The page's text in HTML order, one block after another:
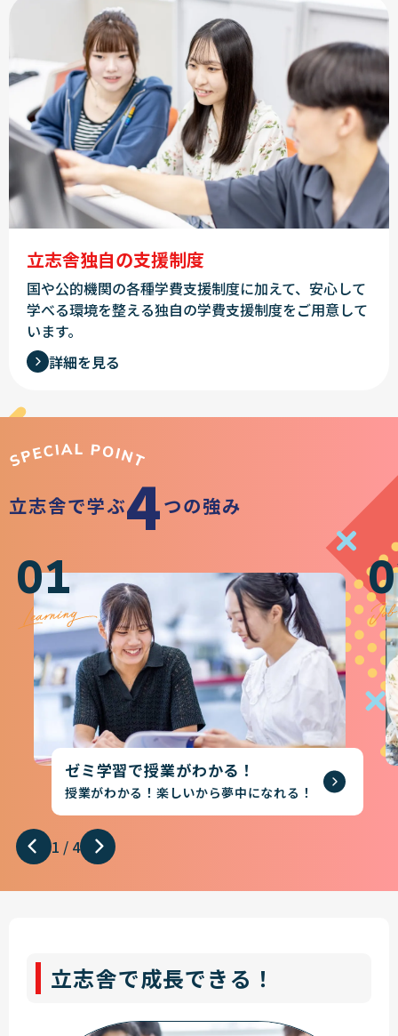
立志舎独自の支援制度
国や公的機関の各種学費支援制度に加えて、安心して
学べる環境を整える独自の学費支援制度をご用意して
います。
詳細を見る
立志舎で学ぶ4つの強み
01
ゼミ学習で授業がわかる！
授業がわかる！楽しいから夢中になれる！
1 / 4
立志舎で成長できる！